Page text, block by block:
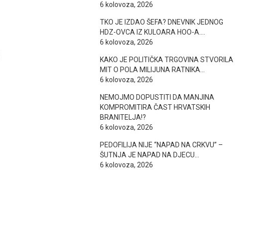
6 kolovoza, 2026
TKO JE IZDAO ŠEFA? DNEVNIK JEDNOG
HDZ-OVCA IZ KULOARA HOO-A….
6 kolovoza, 2026
KAKO JE POLITIČKA TRGOVINA STVORILA
MIT O POLA MILIJUNA RATNIKA…
6 kolovoza, 2026
NEMOJMO DOPUSTITI DA MANJINA
KOMPROMITIRA ČAST HRVATSKIH
BRANITELJA!?
6 kolovoza, 2026
PEDOFILIJA NIJE “NAPAD NA CRKVU” –
ŠUTNJA JE NAPAD NA DJECU…
6 kolovoza, 2026